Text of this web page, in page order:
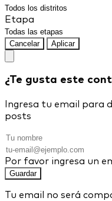
Etapa
Cancelar Aplicar
¿Te gusta este
Ingresa tu email para
posts
Por favor ingresa un
Guardar
Tu email no será